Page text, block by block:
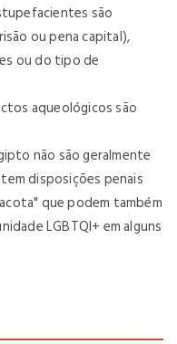
são
ou pena capital),
ou do tipo de
aqueológicos são
não são geralmente
disposições penais
que podem também
LGBTQI+ em alguns